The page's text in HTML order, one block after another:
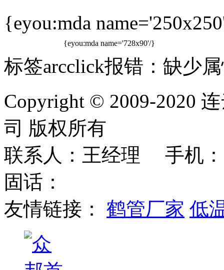
{eyou:mda
{eyou:mda name='728x90'/}
标签arcclick报错：缺少
Copyright © 2009-2020
司 版权所有
联系人：王经理 手机：
固话：
友情链接： 鹤管厂家 低